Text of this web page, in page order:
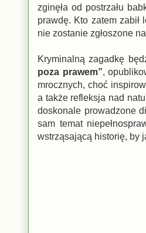
zginęła od postrzału
prawdę. Kto zatem
nie zostanie zgłoszone
Kryminalną zagadkę
poza prawem”,
mrocznych, choć
a także refleksja nad
doskonale prowadzone
sam temat
wstrząsającą historię, by